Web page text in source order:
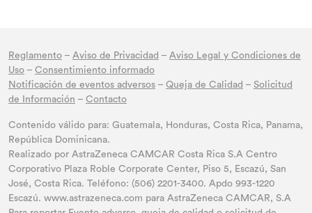
Reglamento – Aviso de Privacidad – Aviso Legal y Condiciones de
Uso – Consentimiento informado
Notificación de eventos adversos – Queja de Calidad – Solicitud
de Información – Contacto
Contenido válido para: Guatemala, Honduras, Costa Rica, Panama,
República Dominicana.
Realizado por AstraZeneca CAMCAR Costa Rica S.A Centro
Corporativo Plaza Roble Corporate Center, Piso 5, Escazú, San
José, Costa Rica. Teléfono: (506) 2201-3400. Apdo 993-1220
Escazú. www.astrazeneca.com para AstraZeneca CAMCAR, S.A